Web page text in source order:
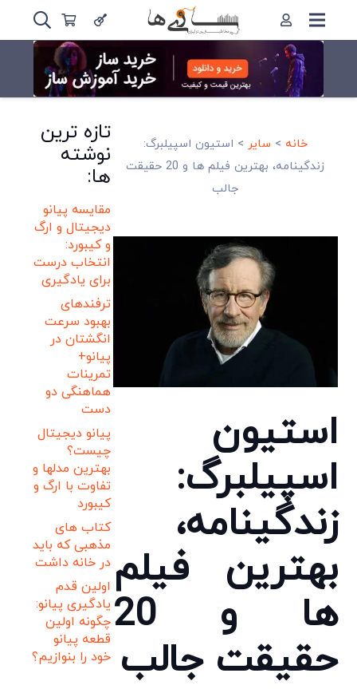
خانه > سایر > استیون اسپیلبرگ:
زندگینامه، بهترین فیلم ها و 20 حقیقت
جالب
استیون
اسپیلبرگ:
زندگینامه،
بهترین فیلم
ها و 20
حقیقت جالب
تازه ترین
نوشته
ها:
مقایسه پیانو
دیجیتال و ارگ
و کیبورد:
انتخاب درست
برای یادگیری
ترفندهای
بهبود سرعت
انگشتان در
پیانو+
تمرینات
هماهنگی دو
دست
پیانو دیجیتال
چیست؟
بهترین مدلها و
تفاوت با ارگ و
کیبورد
کتاب های
مذهبی که باید
در خانه داشت
اولین قدم
یادگیری پیانو:
چگونه اولین
قطعه پیانو
خود را بنوازیم؟